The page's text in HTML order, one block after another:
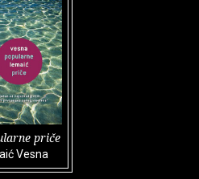
priče
Vesna